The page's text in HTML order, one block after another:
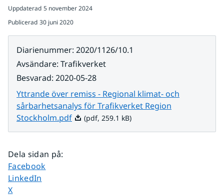
Uppdaterad 5 november 2024
Publicerad 30 juni 2020
Diarienummer: 2020/1126/10.1
Avsändare: Trafikverket
Besvarad: 2020-05-28
Yttrande över remiss - Regional klimat- och
sårbarhetsanalys för Trafikverket Region
Stockholm.pdfPdf, 259.1 kB.
(pdf, 259.1 kB)
Dela sidan på:
Dela sidan på
Facebook
Dela sidan på
LinkedIn
Dela sidan på
X